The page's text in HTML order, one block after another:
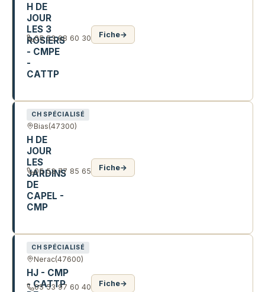
H DE
JOUR
LES 3
ROSIERS
- CMPE
-
CATTP
05 53 98 60 30 Fiche→
CH SPÉCIALISÉ
Bias(47300)
H DE
JOUR
LES
JARDINS
DE
CAPEL -
CMP
05 53 77 85 65 Fiche→
CH SPÉCIALISÉ
Nerac(47600)
HJ - CMP
- CATTP
05 53 97 60 40 Fiche→